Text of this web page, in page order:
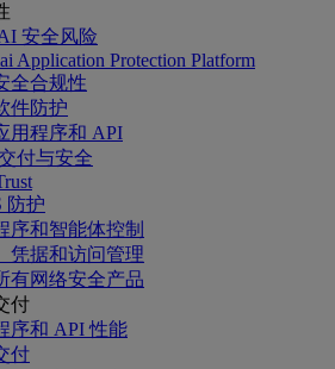
安全风险
Application Protection Platform
全合规性
件防护
用程序和 API
付与安全
防护
序和智能体控制
凭据和访问管理
有网络安全产品
付
序和 API 性能
付